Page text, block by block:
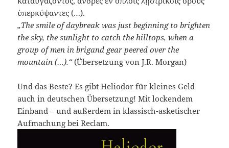
ὑπερκύψαντες (…).
„The smile of daybreak was just beginning to brighten
the sky, the sunlight to catch the hilltops, when a
group of men in brigand gear peered over the
mountain (…).“(Übersetzung von J.R. Morgan)
Und das Beste? Es gibt Heliodor für kleines Geld
auch in deutschen Übersetzung! Mit lockendem
Einband – und außerdem in klassisch-asketischer
Aufmachung bei Reclam.